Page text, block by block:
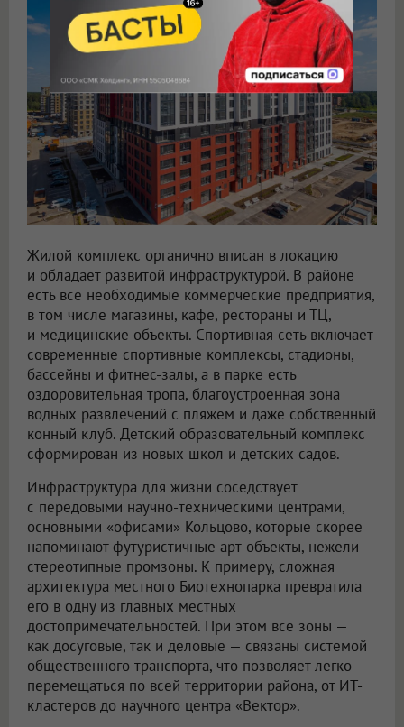
Жилой комплекс органично вписан в локацию
и обладает развитой инфраструктурой. В районе
есть все необходимые коммерческие предприятия,
в том числе магазины, кафе, рестораны и ТЦ,
и медицинские объекты. Спортивная сеть включает
современные спортивные комплексы, стадионы,
бассейны и фитнес-залы, а в парке есть
оздоровительная тропа, благоустроенная зона
водных развлечений с пляжем и даже собственный
конный клуб. Детский образовательный комплекс
сформирован из новых школ и детских садов.
Инфраструктура для жизни соседствует
с передовыми научно-техническими центрами,
основными «офисами» Кольцово, которые скорее
напоминают футуристичные арт-объекты, нежели
стереотипные промзоны. К примеру, сложная
архитектура местного Биотехнопарка превратила
его в одну из главных местных
достопримечательностей. При этом все зоны —
как досуговые, так и деловые — связаны системой
общественного транспорта, что позволяет легко
перемещаться по всей территории района, от ИТ-
кластеров до научного центра «Вектор».